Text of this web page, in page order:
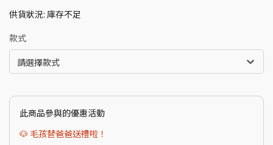
供貨狀況: 庫存不足
款式
請選擇款式
此商品參與的優惠活動
🐶 毛孩替爸爸送禮啦！